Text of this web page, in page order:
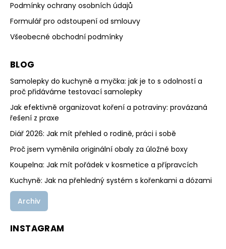
Podmínky ochrany osobních údajů
Formulář pro odstoupení od smlouvy
Všeobecné obchodní podmínky
BLOG
Samolepky do kuchyně a myčka: jak je to s odolností a
proč přidáváme testovací samolepky
Jak efektivně organizovat koření a potraviny: provázaná
řešení z praxe
Diář 2026: Jak mít přehled o rodině, práci i sobě
Proč jsem vyměnila originální obaly za úložné boxy
Koupelna: Jak mít pořádek v kosmetice a přípravcích
Kuchyně: Jak na přehledný systém s kořenkami a dózami
Archiv
INSTAGRAM